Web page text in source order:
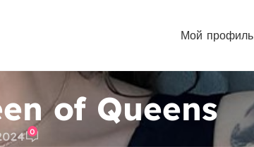
Мой профиль
of Queens
0